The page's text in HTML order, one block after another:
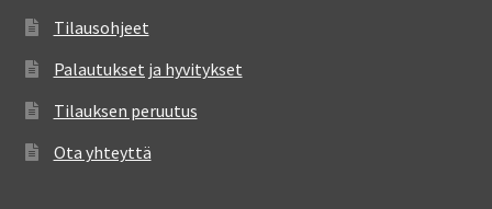
Tilausohjeet
Palautukset ja hyvitykset
Tilauksen peruutus
Ota yhteyttä